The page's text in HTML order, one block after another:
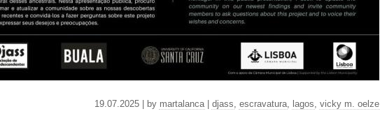
19.07.2025 | by martalanca| djass, escravatura, lagos, vicky m. oelze